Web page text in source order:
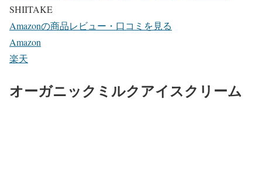
SHIITAKE
Amazonの商品レビュー・口コミを見る
Amazon
楽天
オーガニックミルクアイスクリーム